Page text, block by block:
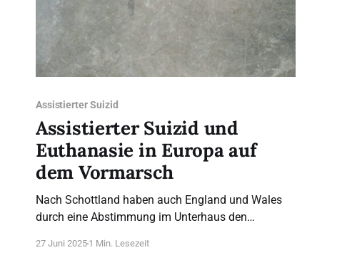
Assistierter Suizid
Assistierter Suizid und
Euthanasie in Europa auf
dem Vormarsch
Nach Schottland haben auch England und Wales
durch eine Abstimmung im Unterhaus den
27 Juni 20251 Min. Lesezeit